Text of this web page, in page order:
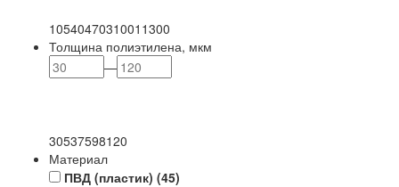
1054047031001 1300
Толщина полиэтилена, мкм
—
30537598120
Материал
ПВД (пластик) (45)